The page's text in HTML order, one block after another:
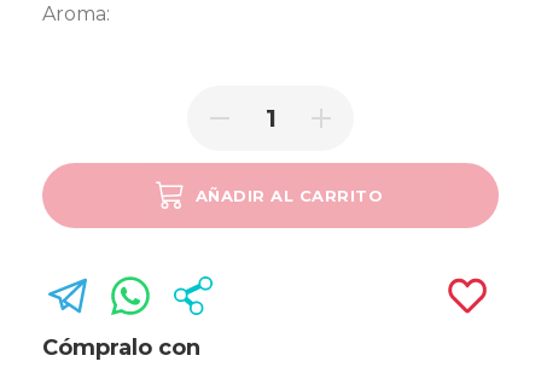
Aroma:
AÑADIR AL CARRITO
Cómpralo con